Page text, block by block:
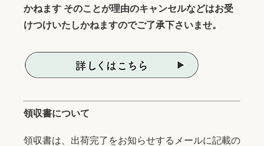
かねます そのことが理由のキャンセルなどはお受
けつけいたしかねますのでご了承下さいませ。
領収書について
領収書は、出荷完了をお知らせするメールに記載の